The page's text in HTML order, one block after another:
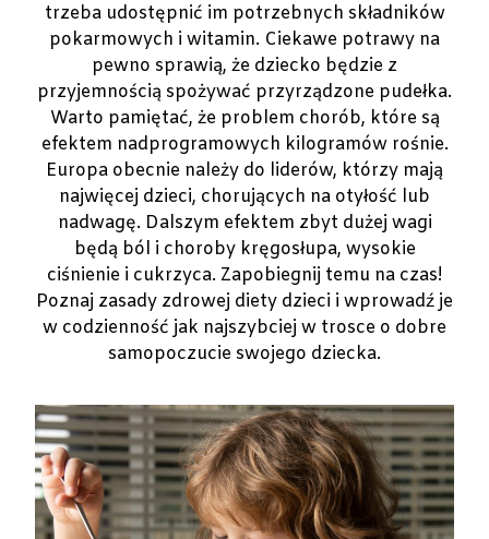
trzeba udostępnić im potrzebnych składników
pokarmowych i witamin. Ciekawe potrawy na
pewno sprawią, że dziecko będzie z
przyjemnością spożywać przyrządzone pudełka.
Warto pamiętać, że problem chorób, które są
efektem nadprogramowych kilogramów rośnie.
Europa obecnie należy do liderów, którzy mają
najwięcej dzieci, chorujących na otyłość lub
nadwagę. Dalszym efektem zbyt dużej wagi
będą ból i choroby kręgosłupa, wysokie
ciśnienie i cukrzyca. Zapobiegnij temu na czas!
Poznaj zasady zdrowej diety dzieci i wprowadź je
w codzienność jak najszybciej w trosce o dobre
samopoczucie swojego dziecka.